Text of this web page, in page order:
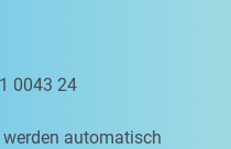
0043 24
werden automatisch